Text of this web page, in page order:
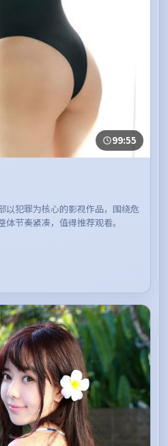
99:55
犯罪为核心的影视作品，围绕危
节奏紧凑，值得推荐观看。